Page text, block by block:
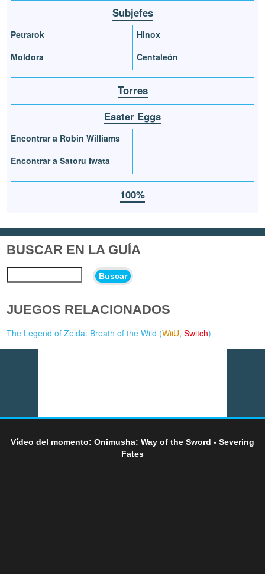
Subjefes
Petrarok
Moldora
Hinox
Centaleón
Torres
Easter Eggs
Encontrar a Robin Williams
Encontrar a Satoru Iwata
100%
BUSCAR EN LA GUÍA
Buscar
JUEGOS RELACIONADOS
The Legend of Zelda: Breath of the Wild (WiiU,Switch)
Vídeo del momento: Onimusha: Way of the Sword - Severing
Fates